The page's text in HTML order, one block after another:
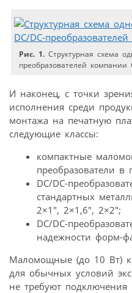
Рис. 1. Структурная схема
преобразователей компании
И наконец, с точки
исполнения среди
монтажа на печатную
следующие классы:
компактные
преобразователи в
DC/DC-
стандартных
2×1″, 2×1,6″, 2×2″;
DC/DC-
надежности форм-
Маломощные (до 10 Вт)
для обычных условий
не требуют